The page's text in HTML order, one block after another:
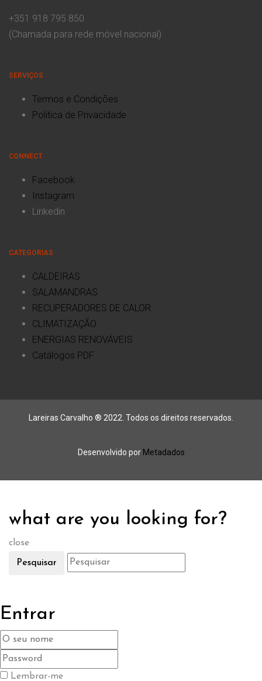
+351 918 795 850
(Chamada para rede móvel nacional)
SERVIÇOS
Termos e Condições
Politica de Privacidade
CONNECT
Facebook
Instagram
Linkedin
CATEGORIAS
CALDEIRAS
SALAMANDRAS
RECUPERADORES DE CALOR
CLIMATIZAÇÃO
ENERGIAS RENOVÁVEIS
Catálogos PDF
Lareiras Carvalho ® 2022. Todos os direitos reservados.
Desenvolvido por Metadados
what are you looking for?
close
Pesquisar
Entrar
Lembrar-me